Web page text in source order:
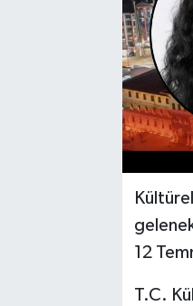
12
T.C.